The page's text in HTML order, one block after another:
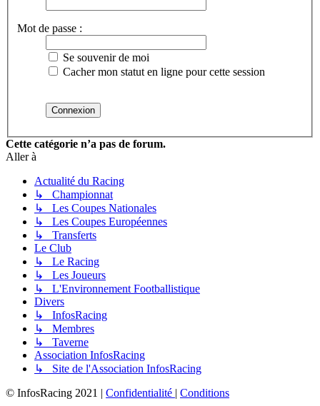
Mot de passe :
Se souvenir de moi
Cacher mon statut en ligne pour cette session
Cette catégorie n’a pas de forum.
Aller à
Actualité du Racing
↳ Championnat
↳ Les Coupes Nationales
↳ Les Coupes Européennes
↳ Transferts
Le Club
↳ Le Racing
↳ Les Joueurs
↳ L'Environnement Footballistique
Divers
↳ InfosRacing
↳ Membres
↳ Taverne
Association InfosRacing
↳ Site de l'Association InfosRacing
© InfosRacing 2021 | Confidentialité | Conditions